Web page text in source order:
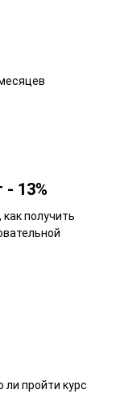
13%
получить
пройти курс